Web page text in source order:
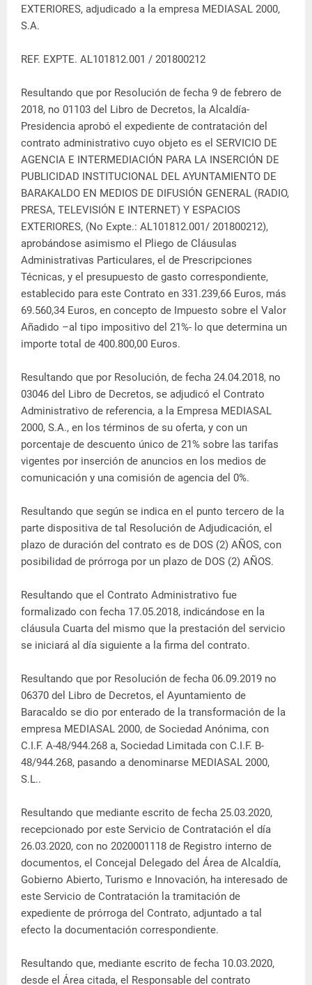
EXTERIORES, adjudicado a la empresa MEDIASAL 2000,
S.A.
REF. EXPTE. AL101812.001 / 201800212
Resultando que por Resolución de fecha 9 de febrero de
2018, no 01103 del Libro de Decretos, la Alcaldía-
Presidencia aprobó el expediente de contratación del
contrato administrativo cuyo objeto es el SERVICIO DE
AGENCIA E INTERMEDIACIÓN PARA LA INSERCIÓN DE
PUBLICIDAD INSTITUCIONAL DEL AYUNTAMIENTO DE
BARAKALDO EN MEDIOS DE DIFUSIÓN GENERAL (RADIO,
PRESA, TELEVISIÓN E INTERNET) Y ESPACIOS
EXTERIORES, (No Expte.: AL101812.001/ 201800212),
aprobándose asimismo el Pliego de Cláusulas
Administrativas Particulares, el de Prescripciones
Técnicas, y el presupuesto de gasto correspondiente,
establecido para este Contrato en 331.239,66 Euros, más
69.560,34 Euros, en concepto de Impuesto sobre el Valor
Añadido –al tipo impositivo del 21%- lo que determina un
importe total de 400.800,00 Euros.
Resultando que por Resolución, de fecha 24.04.2018, no
03046 del Libro de Decretos, se adjudicó el Contrato
Administrativo de referencia, a la Empresa MEDIASAL
2000, S.A., en los términos de su oferta, y con un
porcentaje de descuento único de 21% sobre las tarifas
vigentes por inserción de anuncios en los medios de
comunicación y una comisión de agencia del 0%.
Resultando que según se indica en el punto tercero de la
parte dispositiva de tal Resolución de Adjudicación, el
plazo de duración del contrato es de DOS (2) AÑOS, con
posibilidad de prórroga por un plazo de DOS (2) AÑOS.
Resultando que el Contrato Administrativo fue
formalizado con fecha 17.05.2018, indicándose en la
cláusula Cuarta del mismo que la prestación del servicio
se iniciará al día siguiente a la firma del contrato.
Resultando que por Resolución de fecha 06.09.2019 no
06370 del Libro de Decretos, el Ayuntamiento de
Baracaldo se dio por enterado de la transformación de la
empresa MEDIASAL 2000, de Sociedad Anónima, con
C.I.F. A-48/944.268 a, Sociedad Limitada con C.I.F. B-
48/944.268, pasando a denominarse MEDIASAL 2000,
S.L..
Resultando que mediante escrito de fecha 25.03.2020,
recepcionado por este Servicio de Contratación el día
26.03.2020, con no 2020001118 de Registro interno de
documentos, el Concejal Delegado del Área de Alcaldía,
Gobierno Abierto, Turismo e Innovación, ha interesado de
este Servicio de Contratación la tramitación de
expediente de prórroga del Contrato, adjuntado a tal
efecto la documentación correspondiente.
Resultando que, mediante escrito de fecha 10.03.2020,
desde el Área citada, el Responsable del contrato